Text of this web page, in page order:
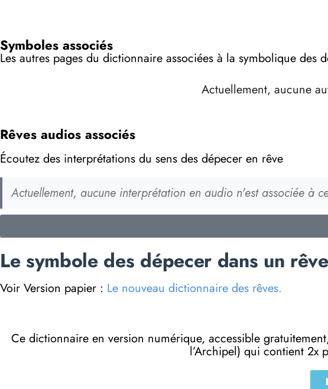
Symboles associés
Les autres pages du dictionnaire associées à la symbolique des
Actuellement, aucune
Rêves audios associés
Écoutez des interprétations du sens des dépecer en rêve
Actuellement, aucune interprétation en audio n'est associée à
Le symbole des dépecer dans un
Voir Version papier : Le nouveau dictionnaire des rêves.
Ce dictionnaire en version numérique, accessible
l’Archipel) qui contient 2x